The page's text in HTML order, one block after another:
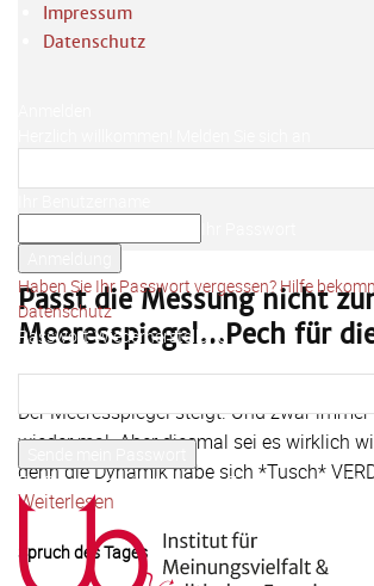
Impressum
Datenschutz
Haben Sie Ihr Passwort vergessen? Hilfe
Datenschutz
Passwort-Wiederherstellung
Ihre E-Mail-Adresse
Ein Passwort wird Ihnen per Email zugeschickt.
Passt die Messung nicht
Meeresspiegel…Pech für
Der Meeresspiegel steigt. Und zwar
wieder mal. Aber diesmal sei es wirklich
denn die Dynamik habe sich *Tusch*
Weiterlesen
Spruch des Tages